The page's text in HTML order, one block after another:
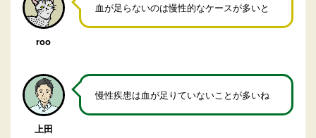
roo
血が足らないのは慢性的なケースが多いと
上田
慢性疾患は血が足りていないことが多いね